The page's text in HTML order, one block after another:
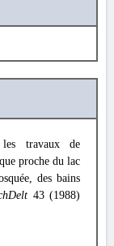
travaux de
proche du lac
des bains
43 (1988)